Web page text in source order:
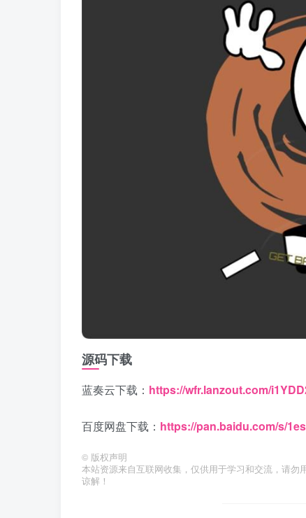
源码下载
蓝奏云下载： https://wfr.lanzout.com/
百度网盘下载： https://pan.baidu.com/s/
© 版权声明
本站资源来自互联网收集，仅供用于学习和交流，请
谅解！